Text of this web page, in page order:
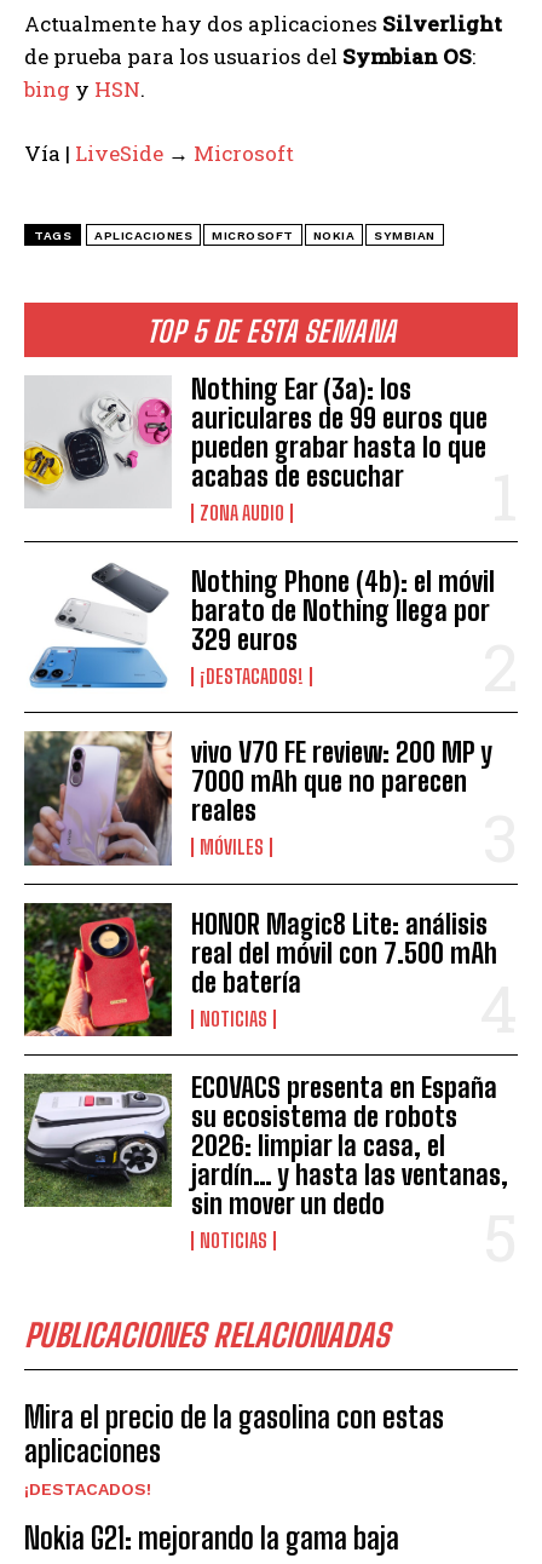
TOP 5 DE ESTA SEMANA
Nothing Ear (3a): los
auriculares de 99 euros que
pueden grabar hasta lo que
acabas de escuchar
ZONA AUDIO
Nothing Phone (4b): el móvil
barato de Nothing llega por
329 euros
¡DESTACADOS!
vivo V70 FE review: 200 MP y
7000 mAh que no parecen
reales
MÓVILES
HONOR Magic8 Lite: análisis
real del móvil con 7.500 mAh
de batería
NOTICIAS
ECOVACS presenta en España
su ecosistema de robots
2026: limpiar la casa, el
jardín… y hasta las ventanas,
sin mover un dedo
NOTICIAS
PUBLICACIONES RELACIONADAS
Mira el precio de la gasolina con estas
aplicaciones
¡DESTACADOS!
Nokia G21: mejorando la gama baja
Actualmente hay dos aplicaciones Silverlight
de prueba para los usuarios del Symbian OS:
bing y HSN.
Vía | LiveSide → Microsoft
TAGS APLICACIONES MICROSOFT NOKIA SYMBIAN